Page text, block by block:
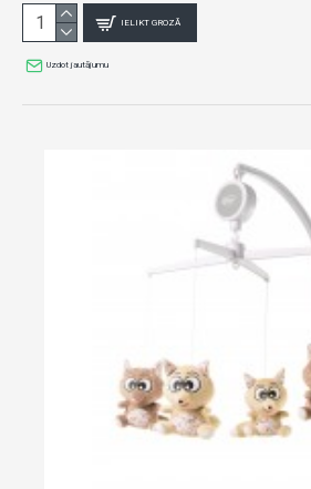
IELIKT GROZĀ
Uzdot jautājumu